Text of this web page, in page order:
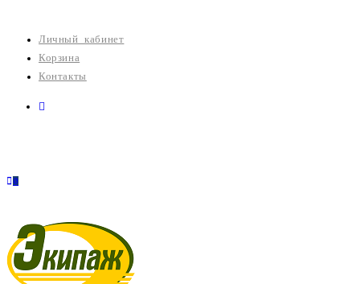
содержимому
Личный кабинет
Корзина
Контакты
0